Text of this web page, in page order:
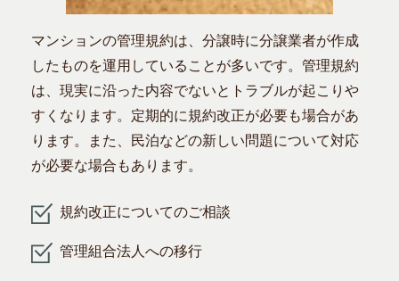
マンションの管理規約は、分譲時に分譲業者が作成
したものを運用していることが多いです。管理規約
は、現実に沿った内容でないとトラブルが起こりや
すくなります。定期的に規約改正が必要も場合があ
ります。また、民泊などの新しい問題について対応
が必要な場合もあります。
規約改正についてのご相談
管理組合法人への移行